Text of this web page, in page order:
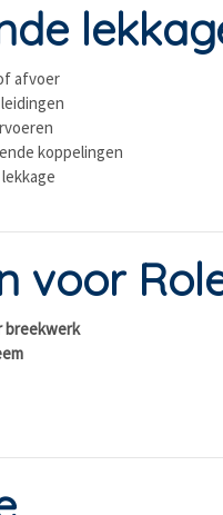
afvoer
koppelingen
voor
breekwerk